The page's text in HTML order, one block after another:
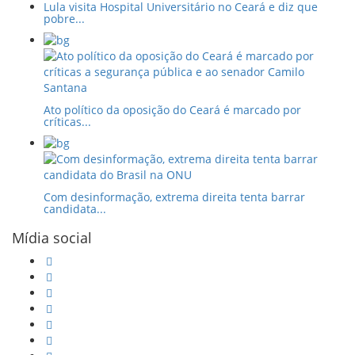
Lula visita Hospital Universitário no Ceará e diz que
pobre...
Ato político da oposição do Ceará é marcado por
críticas...
Com desinformação, extrema direita tenta barrar
candidata...
Mídia social